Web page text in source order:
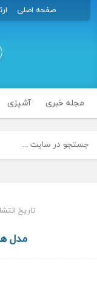
صفحه اصلی
مجله خبری آشپزی
تاریخ انتشار :
مدل